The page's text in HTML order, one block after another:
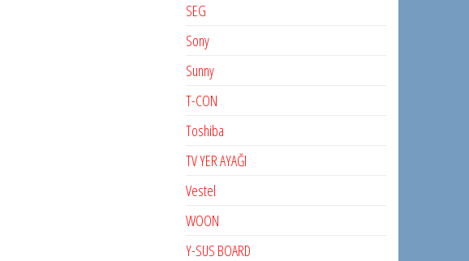
SEG
Sony
Sunny
T-CON
Toshiba
TV YER AYAĞI
Vestel
WOON
Y-SUS BOARD